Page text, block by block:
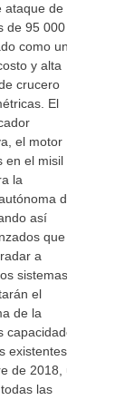
ataque de
de 95 000
como un
y alta
crucero
El
el motor
en el misil
la
de
así
que
a
sistemas y
el
de la
existentes
de 2018, un
las